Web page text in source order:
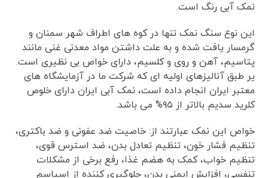
نمک آبی رنگ است.
این نوع سنگ نمک تنها در کوه های اطراف شهر سمنان و
گرمسار یافت شده و به علت داشتن مواد معدنی غنی مانند
پتاسیم، آهن و روی و کلسیم، دارای خواص بی نظیری است.
یر طبق آنالیزهای اولیه ای که شرکت ما در آزمایشگاه های
معتبر ایران انجام داده است، نمک آبی ایران دارای خلوص
کلرید سدیم بالاتر از ۹۵% می باشد.
خواص این نمک عبارتند از: خاصیت ضد عفونی و ضد باکتری،
تنظیم فشار خون، تنظیم تعادل بدن، ضد استرس قوی،
تنظیم خواب، کمک به هضم غذا، رفع برخی از مشکلات
تنفسی، افزایش ایمنی بدن، جلوگیری کننده از اسپاسم